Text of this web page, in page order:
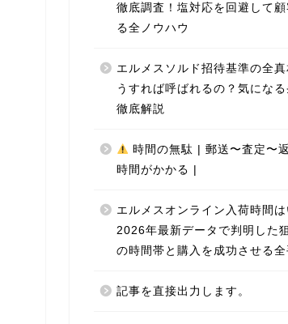
徹底調査！塩対応を回避して顧
る全ノウハウ
エルメスソルド招待基準の全
うすれば呼ばれるの？気になる
徹底解説
時間の無駄 | 郵送〜査定〜
時間がかかる |
エルメスオンライン入荷時間は
2026年最新データで判明した
の時間帯と購入を成功させる全
記事を直接出力します。